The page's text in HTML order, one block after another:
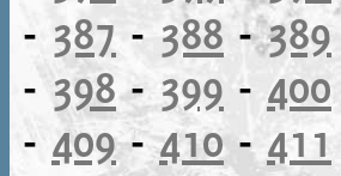
- 387- 388 -389
-398-399 - 400
- 409-410-411